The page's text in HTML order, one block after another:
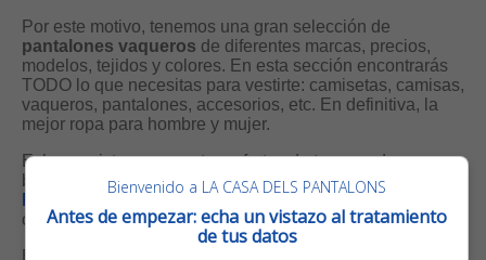
Por este motivo, tenemos una gran selección de
pantalones vaqueros de diferentes marcas, precios,
modelos, tejidos y colores. En esta sección encontrarás
TODO lo que necesitas para vestirte: camisetas, camisas,
vaqueros, pantalones, accesorios, etc. En definitiva, la
mejor ropa para hombre y mujer.
Echa un vistazo a nuestras ofertas de temporada en
bolsos y complementos. En nuestra secciónMEJOR
con descuentos de hasta el 50%.
Bienvenido a LA CASA DELS PANTALONS
Antes de empezar: echa un vistazo al tratamiento
de tus datos